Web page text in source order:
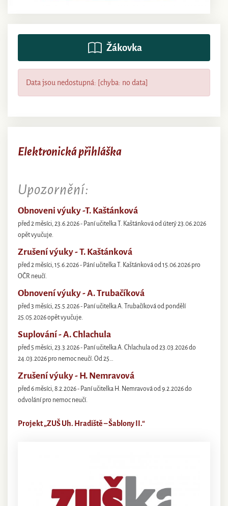
Žákovka
Data jsou nedostupná: [chyba: no data]
Elektronická přihláška
Upozornění:
Obnoveni výuky -T. Kaštánková
před 2 měsíci, 23.6.2026 - Paní učitelka T. Kaštánková od úterý 23.06.2026
opět vyučuje.
Zrušení výuky - T. Kaštánková
před 2 měsíci, 15.6.2026 - Pání učitelka T. Kaštánková od 15.06.2026 pro
OČR neučí.
Obnovení výuky - A. Trubačíková
před 3 měsíci, 25.5.2026 - Paní učitelka A. Trubačíková od pondělí
25.05.2026 opět vyučuje.
Suplování - A. Chlachula
před 5 měsíci, 23.3.2026 - Paní učitelka A. Chlachula od 23.03.2026 do
24.03.2026 pro nemoc neučí. Od 25…
Zrušení výuky - H. Nemravová
před 6 měsíci, 8.2.2026 - Paní učitelka H. Nemravová od 9.2.2026 do
odvolání pro nemoc neučí.
Projekt „ZUŠ Uh. Hradiště – Šablony II.“